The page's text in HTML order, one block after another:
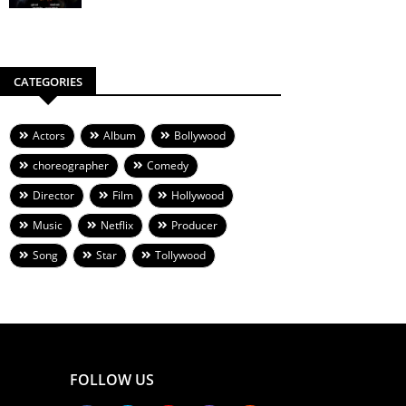
CATEGORIES
Actors Album
Bollywood
choreographer
Comedy
Director
Film
Hollywood
Music
Netflix
Producer
Song
Star Tollywood
FOLLOW US